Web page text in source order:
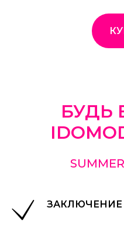
БУДЬ
ЗАКЛЮЧЕНИЕ